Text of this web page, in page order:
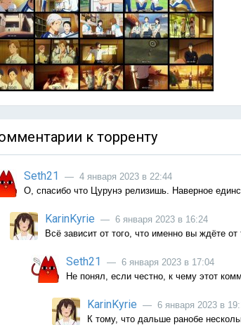
к торренту
Seth21
— 4 января 2023 в 22:44
О, спасибо что Цурунэ релизишь. Наверное
KarinKyrie — 6 января 2023 в 16:24
Всё зависит от того, что именно вы ждёте от
Seth21
— 6 января 2023 в 17:04
Не понял, если честно, к чему этот
KarinKyrie — 6 января 2023 в
К тому, что дальше ранобе